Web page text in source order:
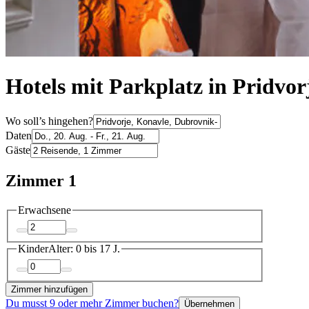
Hotels mit Parkplatz in
Wo soll’s hingehen?
Daten
Gäste
Zimmer 1
Erwachsene
KinderAlter: 0 bis 17 J.
Zimmer hinzufügen
Du musst 9 oder mehr Zimmer buchen? Übernehmen